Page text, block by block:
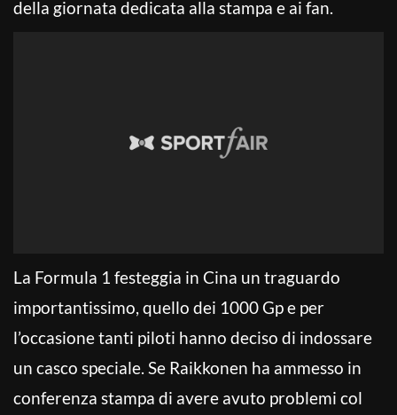
della giornata dedicata alla stampa e ai fan.
La Formula 1 festeggia in Cina un traguardo
importantissimo, quello dei 1000 Gp e per
l’occasione tanti piloti hanno deciso di indossare
un casco speciale. Se Raikkonen ha ammesso in
conferenza stampa di avere avuto problemi col